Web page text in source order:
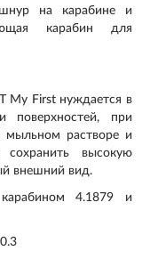
шнур на карабине и
карабин для
My First нуждается в
поверхностей, при
мыльном растворе и
высокую
внешний вид.
4.1879 и